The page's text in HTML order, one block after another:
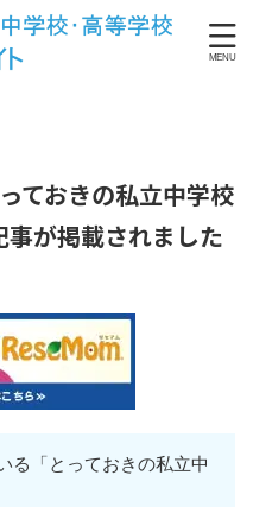
ておきの私立中学校
が掲載されました
る「とっておきの私立中